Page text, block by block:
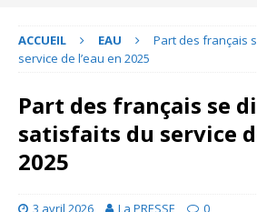
ACCUEIL EAU
Part des français
service de l’eau en 2025
Part des français se
satisfaits du service
2025
3 avril 2026 La PRESSE 0